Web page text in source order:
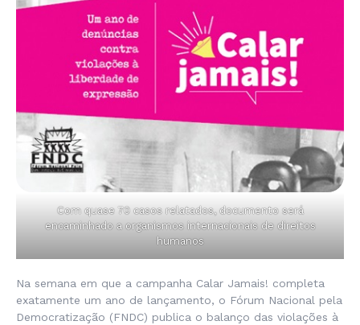
Com quase 70 casos relatados, documento será
encaminhado a organismos internacionais de direitos
humanos
Na semana em que a campanha Calar Jamais! completa
exatamente um ano de lançamento, o Fórum Nacional pela
Democratização (FNDC) publica o balanço das violações à